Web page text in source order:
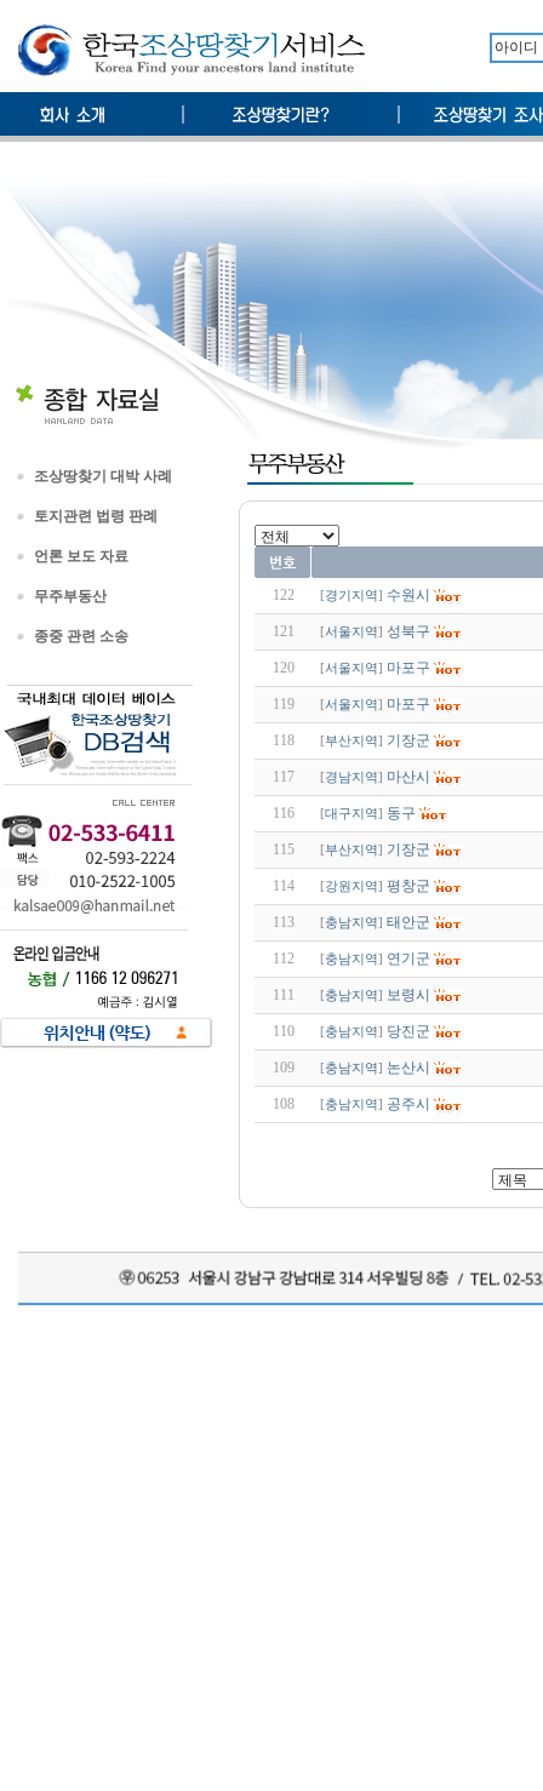
조상땅찾기 대박 사례
토지관련 법령 판례
언론 보도 자료
무주부동산
종중 관련 소송
122 [경기지역] 수원시
121 [서울지역] 성북구
120 [서울지역] 마포구
119 [서울지역] 마포구
118 [부산지역] 기장군
117 [경남지역] 마산시
116 [대구지역] 동구
115 [부산지역] 기장군
114 [강원지역] 평창군
113 [충남지역] 태안군
112 [충남지역] 연기군
111 [충남지역] 보령시
110 [충남지역] 당진군
109 [충남지역] 논산시
108 [충남지역] 공주시